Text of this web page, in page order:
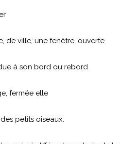
de ville, une fenêtre, ouverte
à son bord ou rebord
fermée elle
petits oiseaux.